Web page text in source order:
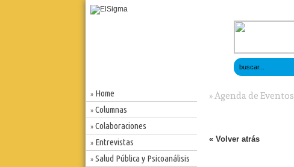
» Home
» Columnas
» Colaboraciones
» Entrevistas
» Salud Pública y Psicoanálisis
» Agenda de Eventos
« Volver atrás